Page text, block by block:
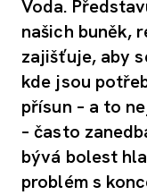
Voda.
našich buněk,
zajišťuje, aby
kde jsou
přísun – a to
– často
bývá bolest
problém s